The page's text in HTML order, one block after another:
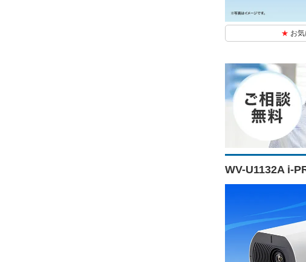
お
WV-U1132A i-